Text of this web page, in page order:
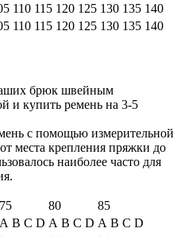
110 115 120 125 130 135 140
110 115 120 125 130 135 140
брюк швейным
и купить ремень на 3-5
с помощью измерительной
места крепления пряжки до
наиболее часто для
75 80
85
A B C D A B C D A B C D